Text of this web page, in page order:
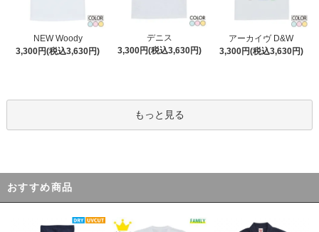
NEW Woody
3,300円(税込3,630円)
デニス
3,300円(税込3,630円)
アーカイヴ D&W
3,300円(税込3,630円)
もっと見る
おすすめ商品